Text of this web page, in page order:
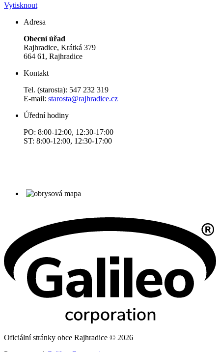
Vytisknout
Adresa
Obecní úřad
Rajhradice, Krátká 379
664 61, Rajhradice
Kontakt
Tel. (starosta): 547 232 319
E-mail: starosta@rajhradice.cz
Úřední hodiny
PO: 8:00-12:00, 12:30-17:00
ST: 8:00-12:00, 12:30-17:00
Oficiální stránky obce Rajhradice © 2026